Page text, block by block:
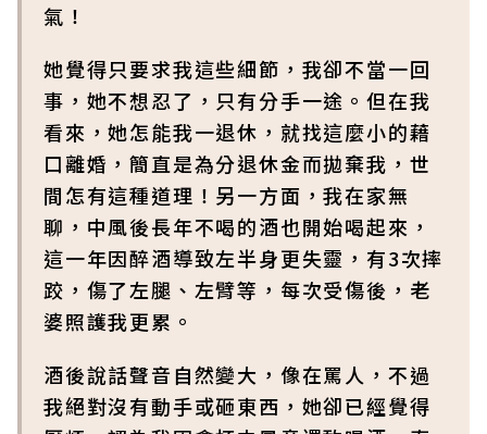
氣！
她覺得只要求我這些細節，我卻不當一回
事，她不想忍了，只有分手一途。但在我
看來，她怎能我一退休，就找這麼小的藉
口離婚，簡直是為分退休金而拋棄我，世
間怎有這種道理！另一方面，我在家無
聊，中風後長年不喝的酒也開始喝起來，
這一年因醉酒導致左半身更失靈，有3次摔
跤，傷了左腿、左臂等，每次受傷後，老
婆照護我更累。
酒後說話聲音自然變大，像在罵人，不過
我絕對沒有動手或砸東西，她卻已經覺得